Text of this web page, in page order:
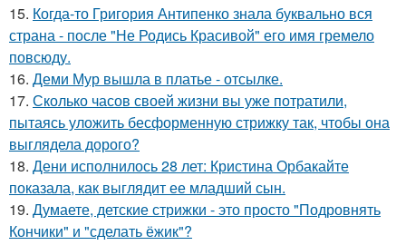
15. Когда-то Григория Антипенко знала буквально вся
страна - после "Не Родись Красивой" его имя гремело
повсюду.
16. Деми Мур вышла в платье - отсылке.
17. Сколько часов своей жизни вы уже потратили,
пытаясь уложить бесформенную стрижку так, чтобы она
выглядела дорого?
18. Дени исполнилось 28 лет: Кристина Орбакайте
показала, как выглядит ее младший сын.
19. Думаете, детские стрижки - это просто "Подровнять
Кончики" и "сделать ёжик"?